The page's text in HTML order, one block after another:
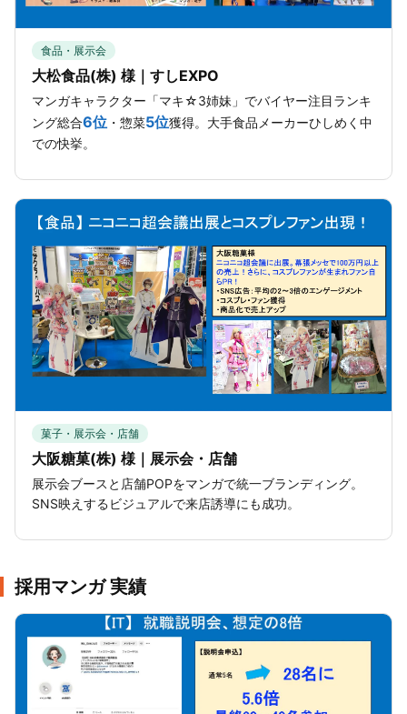
食品・展示会
大松食品(株) 様｜すしEXPO
マンガキャラクター「マキ☆3姉妹」でバイヤー注目ランキ
ング総合6位 ・惣菜5位獲得。大手食品メーカーひしめく中
での快挙。
菓子・展示会・店舗
大阪糖菓(株) 様｜展示会・店舗
展示会ブースと店舗POPをマンガで統一ブランディング。
SNS映えするビジュアルで来店誘導にも成功。
採用マンガ 実績